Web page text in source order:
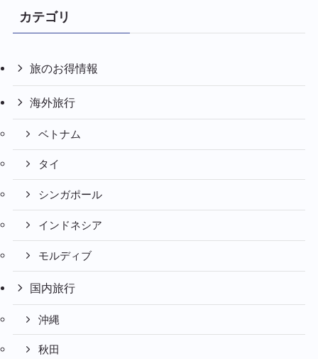
カテゴリ
旅のお得情報
海外旅行
ベトナム
タイ
シンガポール
インドネシア
モルディブ
国内旅行
沖縄
秋田